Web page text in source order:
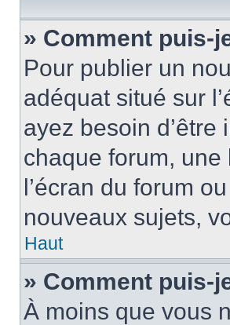
» Comment puis-
Pour publier un
adéquat situé sur
ayez besoin
chaque forum,
l’écran du forum
nouveaux sujets,
Haut
» Comment puis-
À moins que vous